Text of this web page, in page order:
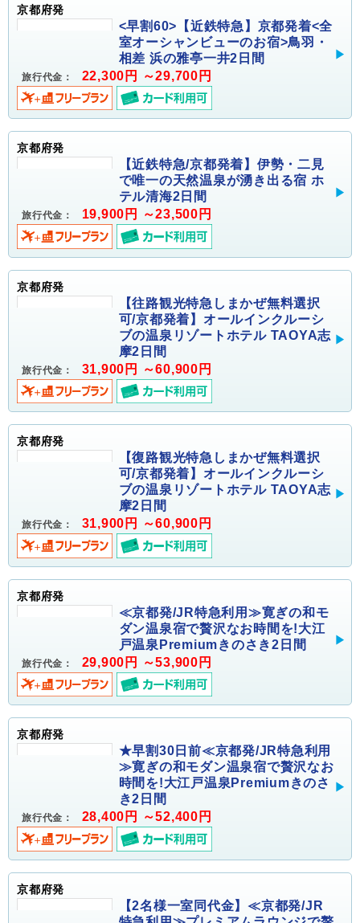
京都府発
<早割60>【近鉄特急】京都発着<全
室オーシャンビューのお宿>鳥羽・
相差 浜の雅亭一井2日間
旅行代金： 22,300円 ～29,700円
京都府発
【近鉄特急/京都発着】伊勢・二見
で唯一の天然温泉が湧き出る宿 ホ
テル清海2日間
旅行代金： 19,900円 ～23,500円
京都府発
【往路観光特急しまかぜ無料選択
可/京都発着】オールインクルーシ
ブの温泉リゾートホテル TAOYA志
摩2日間
旅行代金： 31,900円 ～60,900円
京都府発
【復路観光特急しまかぜ無料選択
可/京都発着】オールインクルーシ
ブの温泉リゾートホテル TAOYA志
摩2日間
旅行代金： 31,900円 ～60,900円
京都府発
≪京都発/JR特急利用≫寛ぎの和モ
ダン温泉宿で贅沢なお時間を!大江
戸温泉Premiumきのさき2日間
旅行代金： 29,900円 ～53,900円
京都府発
★早割30日前≪京都発/JR特急利用
≫寛ぎの和モダン温泉宿で贅沢なお
時間を!大江戸温泉Premiumきのさ
き2日間
旅行代金： 28,400円 ～52,400円
京都府発
【2名様一室同代金】≪京都発/JR